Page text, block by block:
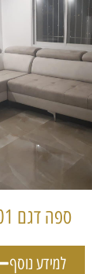
ספה דגם 101
למידע נוסף